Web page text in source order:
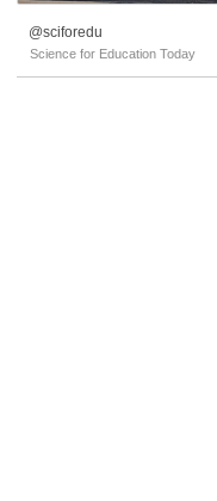
@sciforedu
Science for Education Today